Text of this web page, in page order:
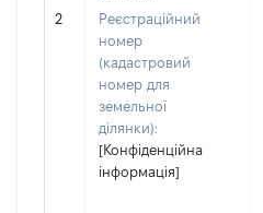
2
Реєстраційний
номер
(кадастровий
номер для
земельної
ділянки):
[Конфіденційна
інформація]